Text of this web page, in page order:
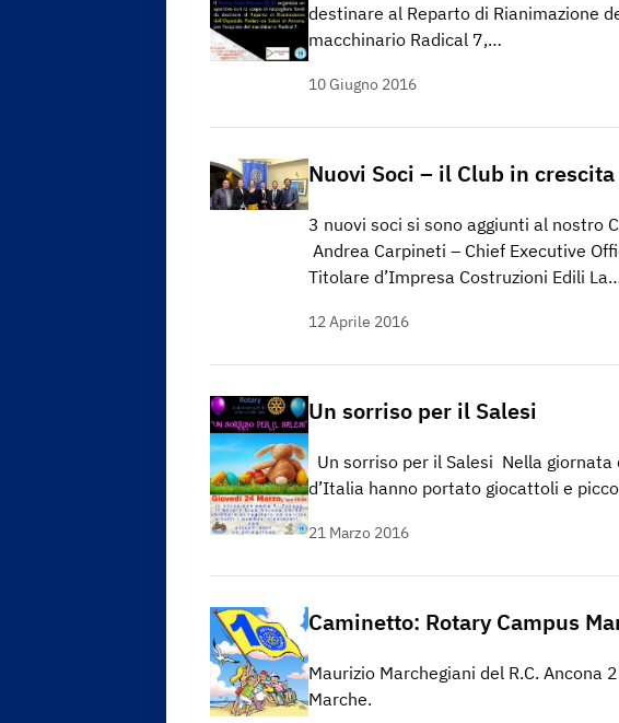
destinare al Reparto di Rianimazione
macchinario Radical 7,…
10 Giugno 2016
Nuovi Soci – il Club in crescita
3 nuovi soci si sono aggiunti al nostro
Andrea Carpineti – Chief Executive
Titolare d’Impresa Costruzioni Edili
12 Aprile 2016
Un sorriso per il Salesi
Un sorriso per il Salesi Nella
d’Italia hanno portato giocattoli e
21 Marzo 2016
Caminetto: Rotary Campus
Maurizio Marchegiani del R.C.
Marche.